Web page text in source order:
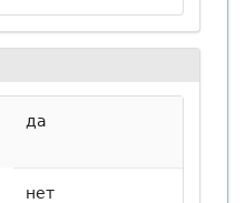
да
нет